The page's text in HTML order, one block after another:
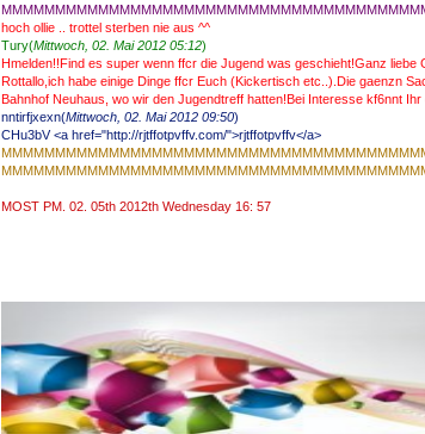
hoch ollie .. trottel sterben nie aus ^^
Tury(Mittwoch, 02. Mai 2012 05:12)
Hmelden!!Find es super wenn ffcr die Jugend was geschieht!Ganz liebe
Rottallo,ich habe einige Dinge ffcr Euch (Kickertisch etc..).Die gaenzn
Bahnhof Neuhaus, wo wir den Jugendtreff hatten!Bei Interesse kf6nnt
nntirfjxexn(Mittwoch, 02. Mai 2012 09:50)
CHu3bV <a href="http://rjtffotpvffv.com/">rjtffotpvffv</a>
MOST PM. 02. 05th 2012th Wednesday 16: 57